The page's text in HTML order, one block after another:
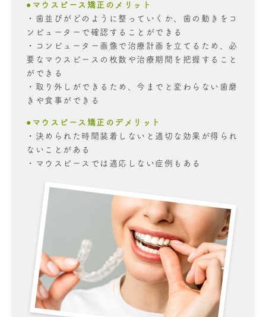
●マウスピース矯正のメリット
・歯並びがどのように整っていくか、歯の動きをコ
ンピューターで確認することができる
・コンピューター画像で治療計画を立てるため、必
要なマウスピースの枚数や治療期間を把握すること
ができる
・取り外しができるため、今までと変わらない歯磨
きや食事ができる
●マウスピース矯正のデメリット
・決められた時間装着しないと適切な効果が得られ
ないことがある
・マウスピースでは適応しない症例もある